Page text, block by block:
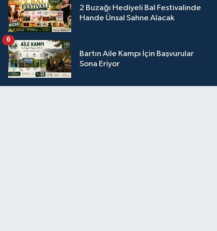
2 Buzağı Hediyeli Bal Festivalinde
Hande Ünsal Sahne Alacak
Bartın Aile Kampı İçin Başvurular
Sona Eriyor
6